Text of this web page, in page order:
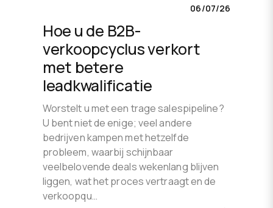
06/07/26
Hoe u de B2B-
verkoopcyclus verkort
met betere
leadkwalificatie
Worstelt u met een trage salespipeline?
U bent niet de enige; veel andere
bedrijven kampen met hetzelfde
probleem, waarbij schijnbaar
veelbelovende deals wekenlang blijven
liggen, wat het proces vertraagt en de
verkoopqu…